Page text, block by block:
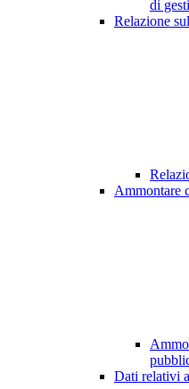
di
Relazione
Ammontare
Dati relativi